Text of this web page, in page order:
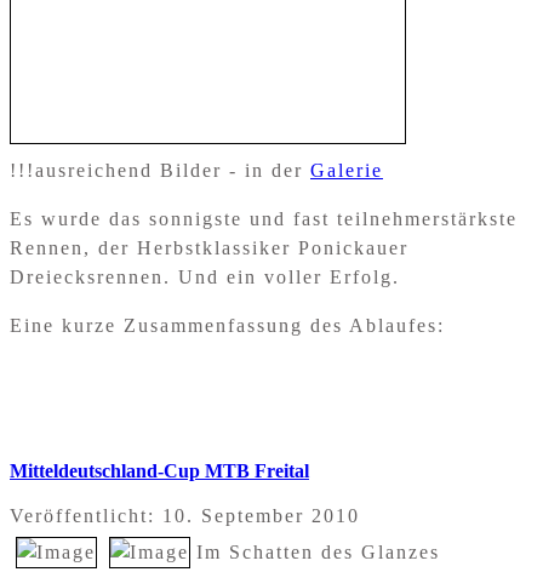
!!!ausreichend Bilder - in der Galerie
Es wurde das sonnigste und fast teilnehmerstärkste
Rennen, der Herbstklassiker Ponickauer
Dreiecksrennen. Und ein voller Erfolg.
Eine kurze Zusammenfassung des Ablaufes:
Mitteldeutschland-Cup MTB Freital
Veröffentlicht: 10. September 2010
Im Schatten des Glanzes